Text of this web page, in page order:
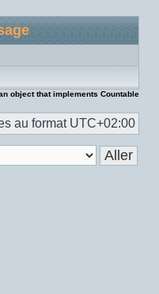
object that implements Countable
au format UTC+02:00